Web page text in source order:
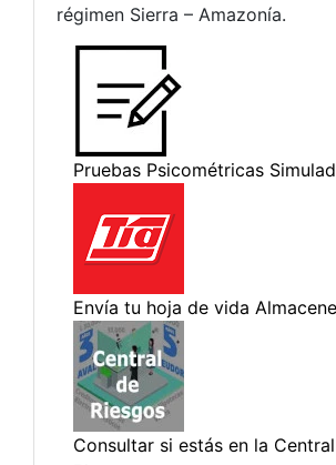
régimen Sierra – Amazonía.